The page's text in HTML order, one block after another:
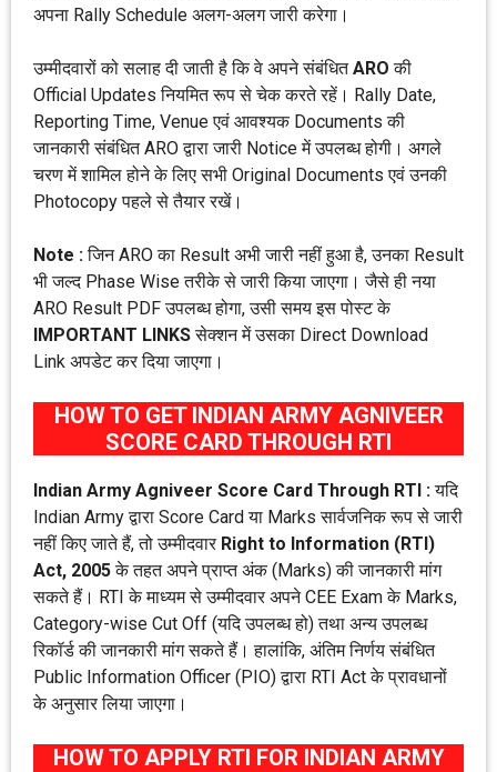
अपना Rally Schedule अलग-अलग जारी करेगा।
उम्मीदवारों को सलाह दी जाती है कि वे अपने संबंधितARO की
Official Updates नियमित रूप से चेक करते रहें। Rally Date,
Reporting Time, Venue एवं आवश्यक Documents की
जानकारी संबंधित ARO द्वारा जारी Notice में उपलब्ध होगी। अगले
चरण में शामिल होने के लिए सभी Original Documents एवं उनकी
Photocopy पहले से तैयार रखें।
Note :जिन ARO का Result अभी जारी नहीं हुआ है, उनका Result
भी जल्द Phase Wise तरीके से जारी किया जाएगा। जैसे ही नया
ARO Result PDF उपलब्ध होगा, उसी समय इस पोस्ट के
IMPORTANT LINKSसेक्शन में उसका Direct Download
Link अपडेट कर दिया जाएगा।
HOW TO GET INDIAN ARMY AGNIVEER
SCORE CARD THROUGH RTI
Indian Army Agniveer Score Card Through RTI :यदि
Indian Army द्वारा Score Card या Marks सार्वजनिक रूप से जारी
नहीं किए जाते हैं, तो उम्मीदवार Right to Information (RTI)
Act, 2005के तहत अपने प्राप्त अंक (Marks) की जानकारी मांग
सकते हैं। RTI के माध्यम से उम्मीदवार अपने CEE Exam के Marks,
Category-wise Cut Off (यदि उपलब्ध हो) तथा अन्य उपलब्ध
रिकॉर्ड की जानकारी मांग सकते हैं। हालांकि, अंतिम निर्णय संबंधित
Public Information Officer (PIO) द्वारा RTI Act के प्रावधानों
के अनुसार लिया जाएगा।
HOW TO APPLY RTI FOR INDIAN ARMY